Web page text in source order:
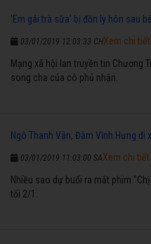
'Em gái trà sữa' bị đồn ly hôn sau
03/01/2019 12:03:33 CH
Mạng xã hội lan truyền tin Chương
song cha của cô phủ nhận.
Xem chi tiết
Ngô Thanh Vân, Đàm Vĩnh Hưng đi
03/01/2019 11:03:00 SA
Nhiều sao dự buổi ra mắt phim
tối 2/1.
Xem chi tiết